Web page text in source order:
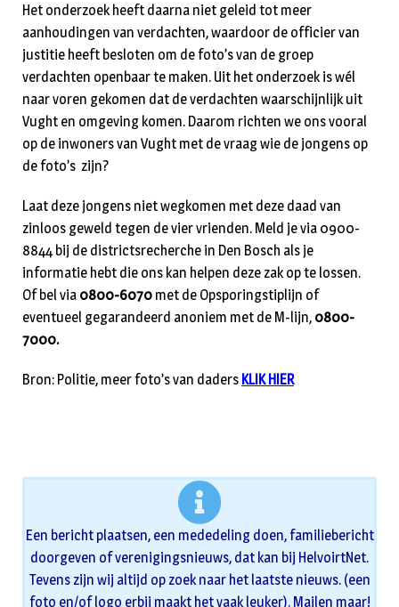
Het onderzoek heeft daarna niet geleid tot meer
aanhoudingen van verdachten, waardoor de officier van
justitie heeft besloten om de foto’s van de groep
verdachten openbaar te maken. Uit het onderzoek is wél
naar voren gekomen dat de verdachten waarschijnlijk uit
Vught en omgeving komen. Daarom richten we ons vooral
op de inwoners van Vught met de vraag wie de jongens op
de foto’s zijn?
Laat deze jongens niet wegkomen met deze daad van
zinloos geweld tegen de vier vrienden. Meld je via 0900-
8844 bij de districtsrecherche in Den Bosch als je
informatie hebt die ons kan helpen deze zak op te lossen.
Of bel via 0800-6070 met de Opsporingstiplijn of
eventueel gegarandeerd anoniem met de M-lijn, 0800-
7000.
Bron: Politie, meer foto’s van daders KLIK HIER
Een bericht plaatsen, een mededeling doen, familiebericht
doorgeven of verenigingsnieuws, dat kan bij HelvoirtNet.
Tevens zijn wij altijd op zoek naar het laatste nieuws. (een
foto en/of logo erbij maakt het vaak leuker). Mailen maar!